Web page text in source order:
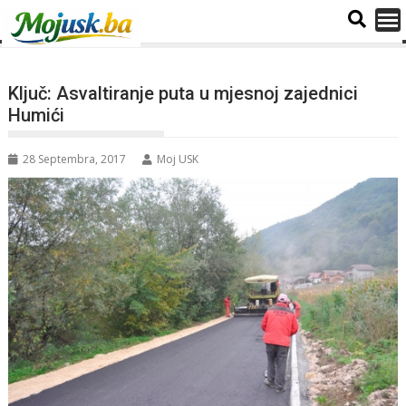
Ključ: Asvaltiranje puta u mjesnoj zajednici
Humići
28 Septembra, 2017 Moj USK